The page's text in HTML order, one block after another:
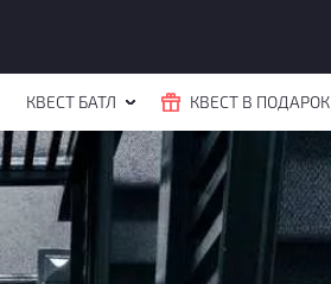
КВЕСТ БАТЛ КВЕСТ В ПОДАРОК